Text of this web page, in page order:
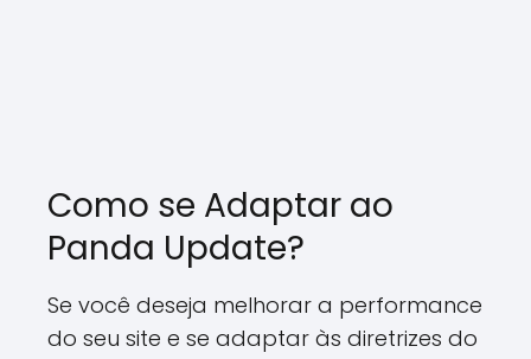
Como se Adaptar ao
Panda Update?
Se você deseja melhorar a performance
do seu site e se adaptar às diretrizes do